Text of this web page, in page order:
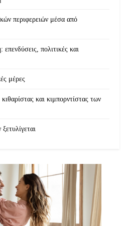
περιφερειών μέσα από
πολιτικές και
μέρες
και κιμπορντίστας των